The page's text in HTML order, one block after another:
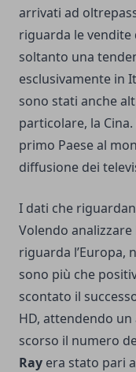
arrivati ad
riguarda le vendite
soltanto una
esclusivamente in
sono stati anche
particolare, la
primo Paese al
diffusione dei
I dati che
Volendo
riguarda l’Europa,
sono più che
scontato il
HD, attendendo un
scorso il numero
Ray era stato pari